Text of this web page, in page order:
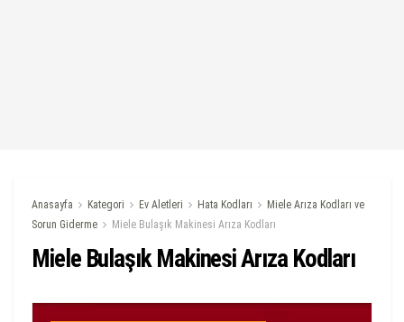
Anasayfa Kategori Ev Aletleri Hata Kodları
Miele Arıza Kodları ve
Sorun Giderme
Miele Bulaşık Makinesi Arıza Kodları
Miele Bulaşık Makinesi Arıza Kodları